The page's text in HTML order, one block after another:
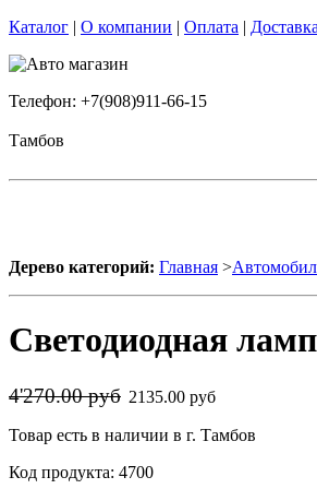
Каталог | О компании | Оплата | Доставка
Телефон: +7(908)911-66-15
Тамбов
Дерево категорий: Главная >
Светодиодная
4'270.00 руб 2135.00 руб
Товар есть в наличии в г. Тамбов
Код продукта: 4700